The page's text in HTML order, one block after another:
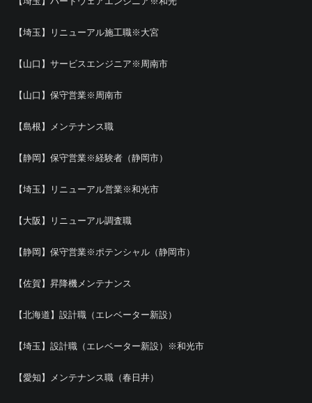
【埼玉】リニューアル施工職※大宮
【山口】サービスエンジニア※周南市
【山口】保守営業※周南市
【島根】メンテナンス職
【静岡】保守営業※経験者（静岡市）
【埼玉】リニューアル営業※和光市
【大阪】リニューアル調査職
【静岡】保守営業※ポテンシャル（静岡市）
【佐賀】昇降機メンテナンス
【北海道】設計職（エレベーター新設）
【埼玉】設計職（エレベーター新設）※和光市
【愛知】メンテナンス職（春日井）